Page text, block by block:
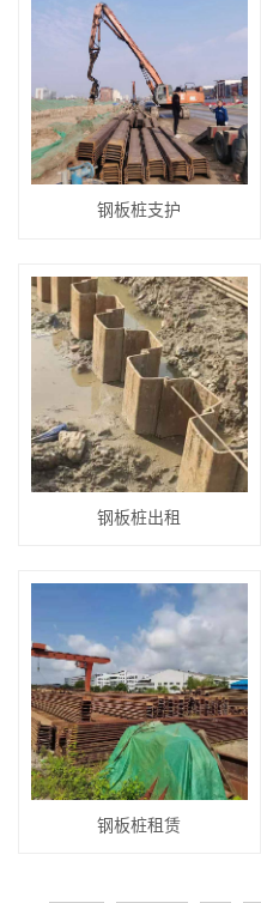
钢板桩支护
钢板桩出租
钢板桩租赁